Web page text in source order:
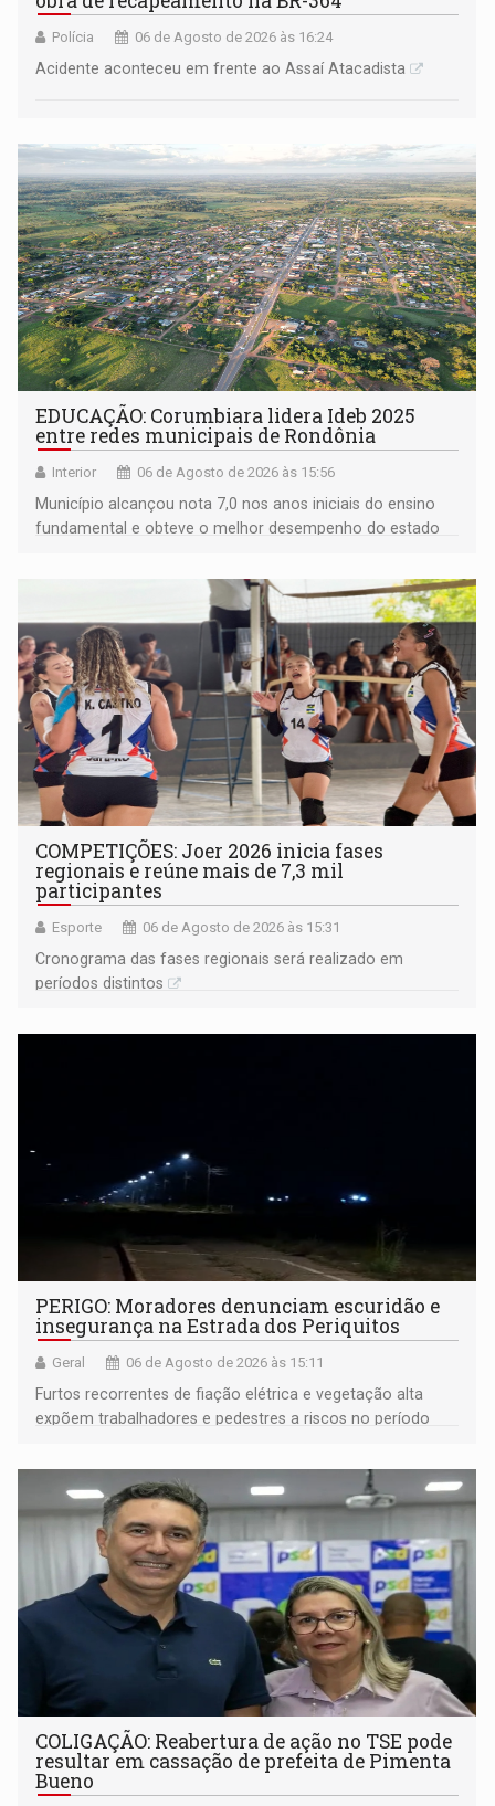
Polícia 06 de Agosto de 2026 às 16:24
Acidente aconteceu em frente ao Assaí Atacadista
EDUCAÇÃO: Corumbiara lidera Ideb 2025
entre redes municipais de Rondônia
Interior 06 de Agosto de 2026 às 15:56
Município alcançou nota 7,0 nos anos iniciais do ensino
fundamental e obteve o melhor desempenho do estado
COMPETIÇÕES: Joer 2026 inicia fases
regionais e reúne mais de 7,3 mil
participantes
Esporte 06 de Agosto de 2026 às 15:31
Cronograma das fases regionais será realizado em
períodos distintos
PERIGO: Moradores denunciam escuridão e
insegurança na Estrada dos Periquitos
Geral 06 de Agosto de 2026 às 15:11
Furtos recorrentes de fiação elétrica e vegetação alta
expõem trabalhadores e pedestres a riscos no período
COLIGAÇÃO: Reabertura de ação no TSE pode
resultar em cassação de prefeita de Pimenta
Bueno